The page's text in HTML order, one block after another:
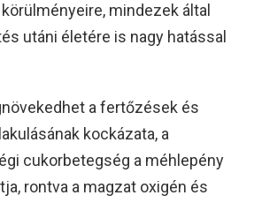
mindezek által
utáni életére is nagy hatással
a fertőzések és
kockázata, a
cukorbetegség a méhlepény
rontva a magzat oxigén és